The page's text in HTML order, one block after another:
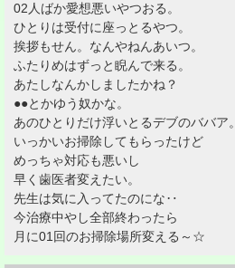
02人ばか愛想悪いやつおる。
ひとりは受付に座っとるやつ。
挨拶もせん。なんやねんあいつ。
ふたりめはずっと睨んで来る。
あたしなんかしましたかね？
●●とかゆう奴かな。
あのひとりだけ浮いとるデブのババア。
いっかいお掃除してもらったけど
めっちゃ対応も悪いし
早く歯医者変えたい。
先生は気に入ってたのにな‥
今治療中やし全部終わったら
月に01回のお掃除場所変える～☆